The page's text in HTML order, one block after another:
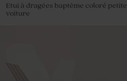
Etui à dragées baptême coloré petite
voiture